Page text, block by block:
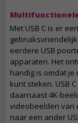
Multifunctionele
Met USB C is er
eerdere USB
apparaten. Het
handig is omdat
kunt steken. USB
daarnaast 4K-
videobeelden van
naar een ander